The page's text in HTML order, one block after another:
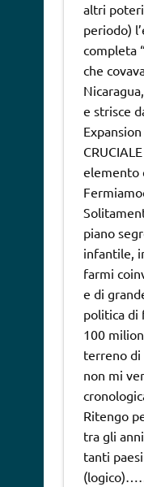
altri
periodo)
completa
che
e strisce
elemento
piano
infantile,
farmi
e di
politica di
100
terreno di
non mi
Ritengo
tra gli
tanti